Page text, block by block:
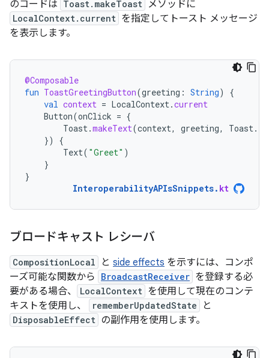
のコードは Toast.makeToast メソッドに
LocalContext.current を指定してトースト メッセージ
を表示します。
@Composable
fun ToastGreetingButton(greeting : String)
{
val context = LocalContext.current
Button(onClick = {
Toast.makeText(context, greeting, Toast.
})
{
Text( "Greet" )
}
}
InteroperabilityAPIsSnippets. kt
ブロードキャスト レシーバ
CompositionLocal と side effects を示すには、コンポ
ーズ可能な関数から
BroadcastReceiver を登録する必
要がある場合、
LocalContext を使用して現在のコンテ
キストを使用し、
rememberUpdatedState と
DisposableEffect の副作用を使用します。